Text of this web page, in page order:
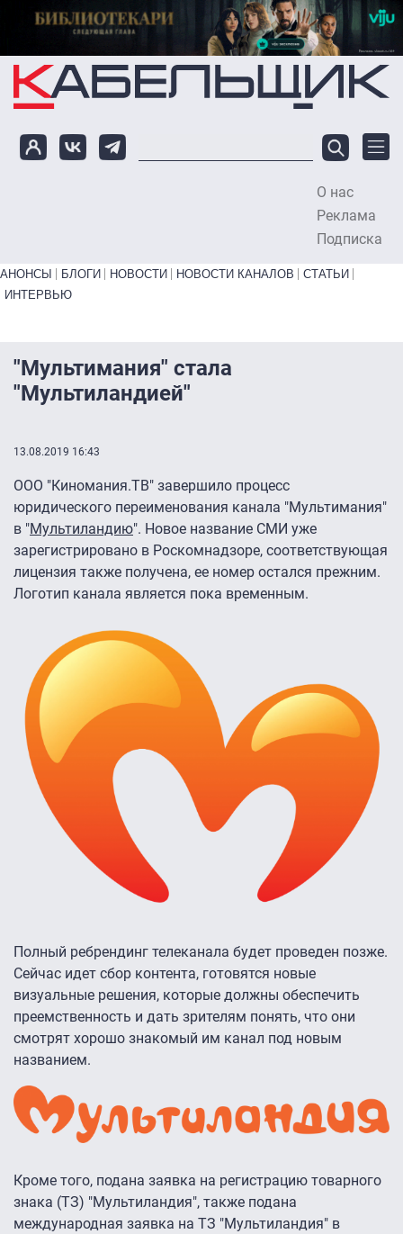
Перейти к основному содержанию
О нас
Реклама
Подписка
Primary links bottom
АНОНСЫ БЛОГИ НОВОСТИ НОВОСТИ КАНАЛОВ
СТАТЬИ
ИНТЕРВЬЮ
"Мультимания" стала
"Мультиландией"
13.08.2019 16:43
ООО "Киномания.ТВ" завершило процесс
юридического переименования канала "Мультимания"
в "Мультиландию". Новое название СМИ уже
зарегистрировано в Роскомнадзоре, соответствующая
лицензия также получена, ее номер остался прежним.
Логотип канала является пока временным.
Полный ребрендинг телеканала будет проведен позже.
Сейчас идет сбор контента, готовятся новые
визуальные решения, которые должны обеспечить
преемственность и дать зрителям понять, что они
смотрят хорошо знакомый им канал под новым
названием.
Кроме того, подана заявка на регистрацию товарного
знака (ТЗ) "Мультиландия", также подана
международная заявка на ТЗ "Мультиландия" в